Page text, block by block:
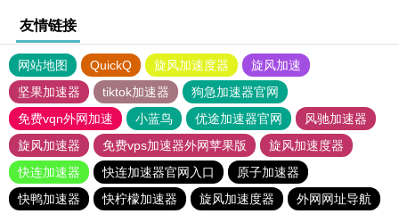
友情链接
网站地图 QuickQ 旋风加速度器
旋风加速
坚果加速器
tiktok加速器
狗急加速器官网
免费vqn外网加速
小蓝鸟 优途加速器官网
风驰加速器
旋风加速器
免费vps加速器外网苹果版
旋风加速度器
快连加速器
快连加速器官网入口
原子加速器
快鸭加速器
快柠檬加速器 旋风加速度器
外网网址导航